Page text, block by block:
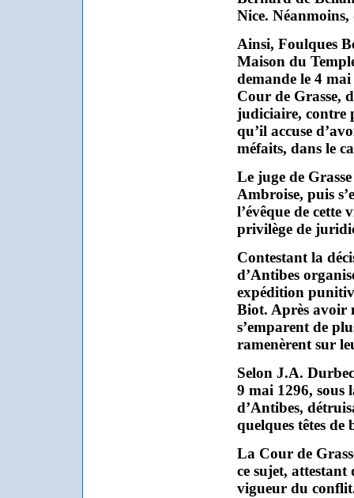
Nice. Néanmoins,
Ainsi, Foulques
Maison du
demande le 4
Cour de Grasse,
judiciaire, contre
qu’il accuse
méfaits, dans le
Le juge de
Ambroise, puis
l’évêque de
privilège de
Contestant la
d’Antibes
expédition
Biot. Après avoir
s’emparent de
ramenèrent sur
Selon J.A.
9 mai 1296, sous
d’Antibes,
quelques têtes de
La Cour de
ce sujet, attestant
vigueur du